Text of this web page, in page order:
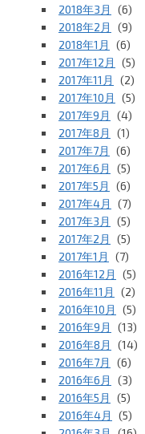
2018年3月
(6)
2018年2月
(9)
2018年1月
(6)
2017年12月
(5)
2017年11月
(2)
2017年10月
(5)
2017年9月
(4)
2017年8月
(1)
2017年7月
(6)
2017年6月
(5)
2017年5月
(6)
2017年4月
(7)
2017年3月
(5)
2017年2月
(5)
2017年1月
(7)
2016年12月
(5)
2016年11月
(2)
2016年10月
(5)
2016年9月
(13)
2016年8月
(14)
2016年7月
(6)
2016年6月
(3)
2016年5月
(5)
2016年4月
(5)